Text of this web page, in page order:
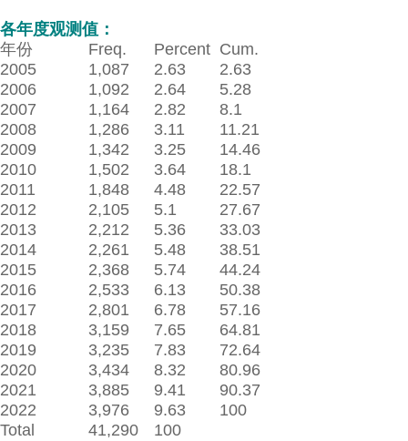
各年度观测值：
年份
Freq. Percent Cum.
2005
1,087 2.63
2.63
2006
1,092 2.64
5.28
2007
1,164 2.82
8.1
2008
1,286 3.11
11.21
2009
1,342 3.25
14.46
2010
1,502 3.64
18.1
2011
1,848 4.48
22.57
2012
2,105 5.1
27.67
2013
2,212 5.36
33.03
2014
2,261 5.48
38.51
2015
2,368 5.74
44.24
2016
2,533 6.13
50.38
2017
2,801 6.78
57.16
2018
3,159 7.65
64.81
2019
3,235 7.83
72.64
2020
3,434 8.32
80.96
2021
3,885 9.41
90.37
2022
3,976 9.63
100
Total
41,290 100